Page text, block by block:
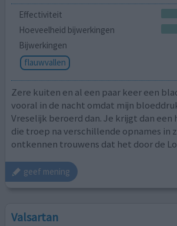
Effectiviteit
Hoeveelheid bijwerkingen
Bijwerkingen
flauwvallen
Zere kuiten en al een paar keer een
vooral in de nacht omdat mijn
Vreselijk beroerd dan. Je krijgt dan
die troep na verschillende opnames in
ontkennen trouwens dat het door de
geef mening
Valsartan